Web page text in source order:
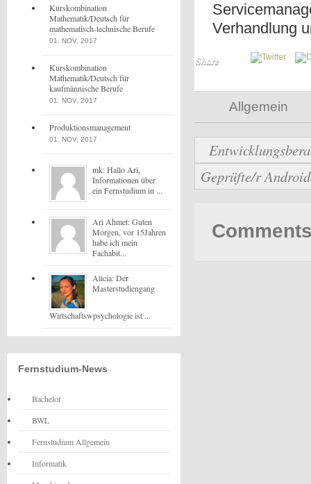
Verhandlung
Share
Allgemein
Geprüfte/r
Kurskombination
Mathematik/Deutsch für
mathematisch-technische Berufe
01. NOV, 2017
Kurskombination
Mathematik/Deutsch für
kaufmännische Berufe
01. NOV, 2017
Produktionsmanagement
01. NOV, 2017
mk: Hallo Ari,
Informationen über
ein Fernstudium in ...
Ari Ahmet: Guten
Morgen, vor 15Jahren
habe ich mein
Fachabit...
Alicia: Der
Masterstudiengang
Wirtschaftswpsychologie ist ...
Fernstudium-News
Bachelor
BWL
Fernstudium Allgemein
Informatik